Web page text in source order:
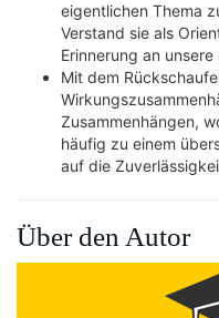
eigentlichen Thema
Verstand sie als
Erinnerung an
Mit dem
Zusammenhängen,
häufig zu einem
auf die
Über den Autor